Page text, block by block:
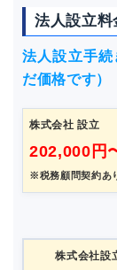
法人設立料
法人設立手
だ価格です）
株式会社 設立
202,000円
※税務顧問契約あ
株式会社設